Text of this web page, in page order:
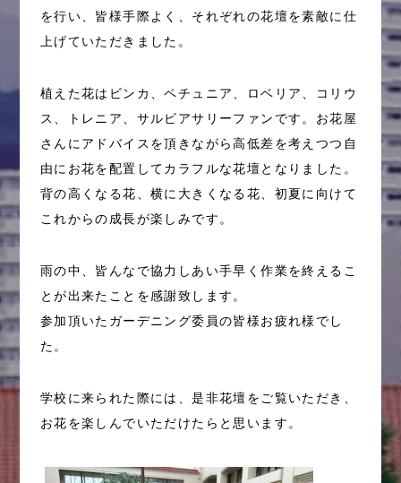
を行い、皆様手際よく、それぞれの花壇を素敵に仕
上げていただきました。
植えた花はビンカ、ペチュニア、ロベリア、コリウ
ス、トレニア、サルビアサリーファンです。お花屋
さんにアドバイスを頂きながら高低差を考えつつ自
由にお花を配置してカラフルな花壇となりました。
背の高くなる花、横に大きくなる花、初夏に向けて
これからの成長が楽しみです。
雨の中、皆んなで協力しあい手早く作業を終えるこ
とが出来たことを感謝致します。
参加頂いたガーデニング委員の皆様お疲れ様でし
た。
学校に来られた際には、是非花壇をご覧いただき、
お花を楽しんでいただけたらと思います。